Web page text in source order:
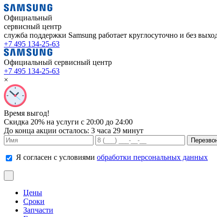
Официальный
сервисный центр
служба поддержки Samsung работает круглосуточно и без
+7 495 134-25-63
Официальный сервисный центр
+7 495 134-25-63
×
Время выгод!
Скидка 20% на услуги с 20:00 до 24:00
До конца акции осталось: 3 часа 29 минут
Я согласен с условиями обработки персональных данных
Цены
Сроки
Запчасти